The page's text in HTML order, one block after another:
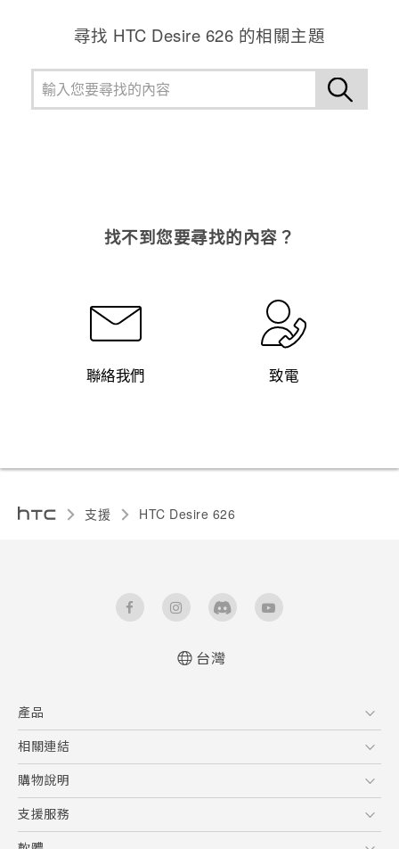
尋找 HTC Desire 626 的相關主題
找不到您要尋找的內容？
聯絡我們 致電
支援 HTC Desire 626‎
台灣
產品
5G
智慧型手機
配件
相關連結
HTC Research
購物說明
購物須知
訂單管理
支援服務
到府收送維修服務